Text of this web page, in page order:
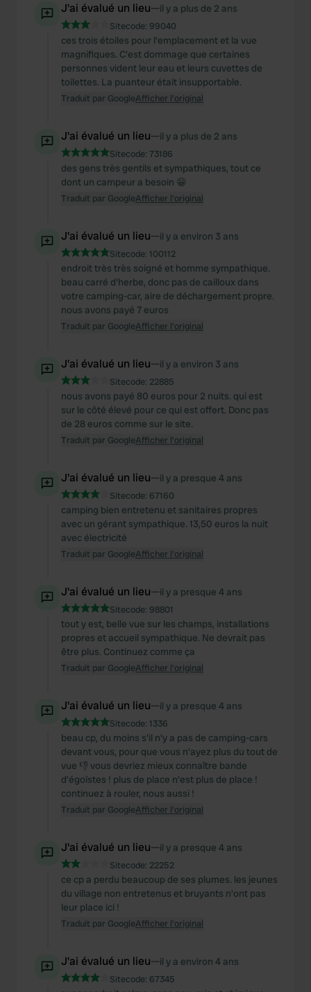
J'ai évalué un lieu—il y a plus de 2 ans
Sitecode: 99040
ces trois étoiles pour l'emplacement et la vue
magnifiques. C'est dommage que certaines
personnes vident leur eau et leurs cuvettes de
toilettes. La puanteur était insupportable.
Traduit par GoogleAfficher l'original
J'ai évalué un lieu—il y a plus de 2 ans
Sitecode: 73186
des gens très gentils et sympathiques, tout ce
dont un campeur a besoin 😁
Traduit par GoogleAfficher l'original
J'ai évalué un lieu—il y a environ 3 ans
Sitecode: 100112
endroit très très soigné et homme sympathique.
beau carré d'herbe, donc pas de cailloux dans
votre camping-car, aire de déchargement propre.
nous avons payé 7 euros
Traduit par GoogleAfficher l'original
J'ai évalué un lieu—il y a environ 3 ans
Sitecode: 22885
nous avons payé 80 euros pour 2 nuits. qui est
sur le côté élevé pour ce qui est offert. Donc pas
de 28 euros comme sur le site.
Traduit par GoogleAfficher l'original
J'ai évalué un lieu—il y a presque 4 ans
Sitecode: 67160
camping bien entretenu et sanitaires propres
avec un gérant sympathique. 13,50 euros la nuit
avec électricité
Traduit par GoogleAfficher l'original
J'ai évalué un lieu—il y a presque 4 ans
Sitecode: 98801
tout y est, belle vue sur les champs, installations
propres et accueil sympathique. Ne devrait pas
être plus. Continuez comme ça
Traduit par GoogleAfficher l'original
J'ai évalué un lieu—il y a presque 4 ans
Sitecode: 1336
beau cp, du moins s'il n'y a pas de camping-cars
devant vous, pour que vous n'ayez plus du tout de
vue 👎 vous devriez mieux connaître bande
d'égoïstes ! plus de place n'est plus de place !
continuez à rouler, nous aussi !
Traduit par GoogleAfficher l'original
J'ai évalué un lieu—il y a presque 4 ans
Sitecode: 22252
ce cp a perdu beaucoup de ses plumes. les jeunes
du village non entretenus et bruyants n'ont pas
leur place ici !
Traduit par GoogleAfficher l'original
J'ai évalué un lieu—il y a environ 4 ans
Sitecode: 67345